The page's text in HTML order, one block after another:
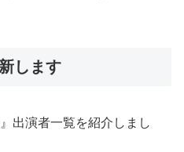
します
出演者一覧を紹介しまし